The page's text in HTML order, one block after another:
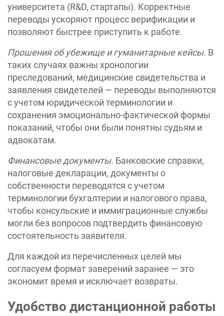
университета (R&D, стартапы). Корректные
переводы ускоряют процесс верификации и
позволяют быстрее приступить к работе.
Прошения об убежище и гуманитарные кейсы. В
таких случаях важны хронологии
преследований, медицинские свидетельства и
заявления свидетелей — переводы выполняются
с учетом юридической терминологии и
сохранения эмоционально-фактической формы
показаний, чтобы они были понятны судьям и
адвокатам.
Финансовые документы. Банковские справки,
налоговые декларации, документы о
собственности переводятся с учетом
терминологии бухгалтерии и налогового права,
чтобы консульские и иммиграционные службы
могли без вопросов подтвердить финансовую
состоятельность заявителя.
Для каждой из перечисленных целей мы
согласуем формат заверений заранее — это
экономит время и исключает возвраты.
Удобство дистанционной работы